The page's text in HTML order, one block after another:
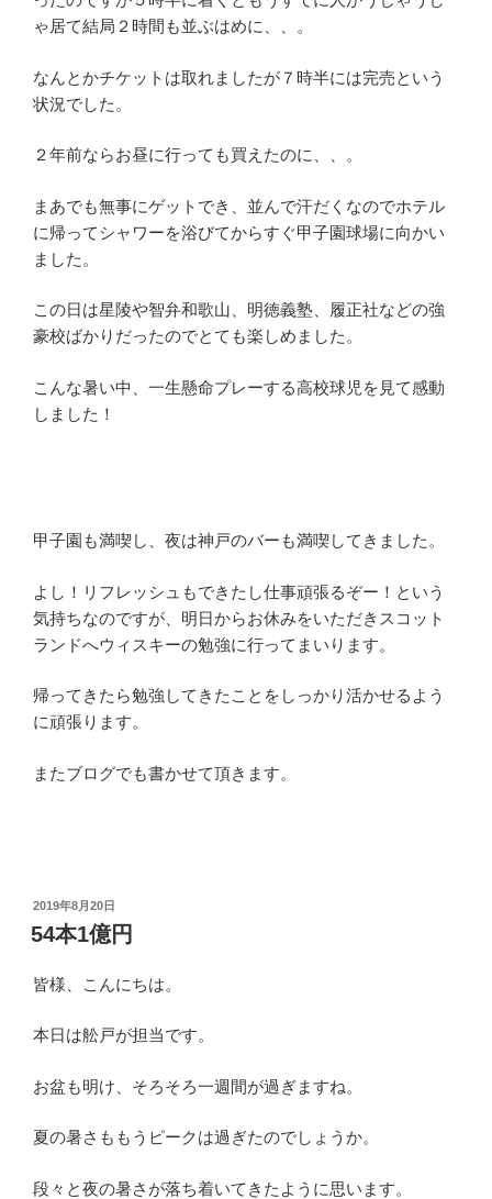
ゃ居て結局２時間も並ぶはめに、、。
なんとかチケットは取れましたが７時半には完売という
状況でした。
２年前ならお昼に行っても買えたのに、、。
まあでも無事にゲットでき、並んで汗だくなのでホテル
に帰ってシャワーを浴びてからすぐ甲子園球場に向かい
ました。
この日は星陵や智弁和歌山、明徳義塾、履正社などの強
豪校ばかりだったのでとても楽しめました。
こんな暑い中、一生懸命プレーする高校球児を見て感動
しました！
甲子園も満喫し、夜は神戸のバーも満喫してきました。
よし！リフレッシュもできたし仕事頑張るぞー！という
気持ちなのですが、明日からお休みをいただきスコット
ランドへウィスキーの勉強に行ってまいります。
帰ってきたら勉強してきたことをしっかり活かせるよう
に頑張ります。
またブログでも書かせて頂きます。
投
稿
日:
2019年8月20日
54本1億円
皆様、こんにちは。
本日は舩戸が担当です。
お盆も明け、そろそろ一週間が過ぎますね。
夏の暑さももうピークは過ぎたのでしょうか。
段々と夜の暑さが落ち着いてきたように思います。